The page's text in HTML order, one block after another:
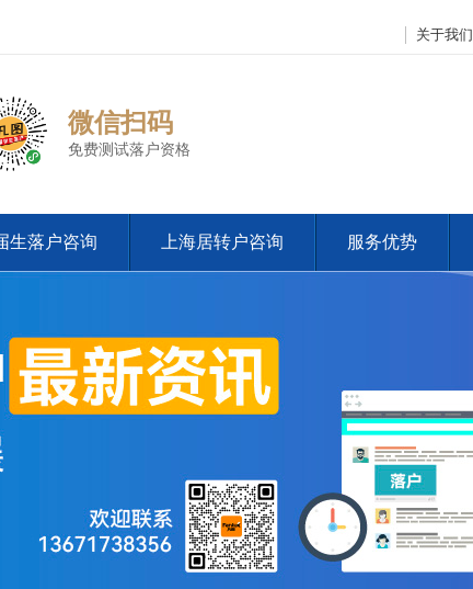
关于我们
微信扫码
免费测试落户资格
生落户咨询 上海居转户咨询 服务优势